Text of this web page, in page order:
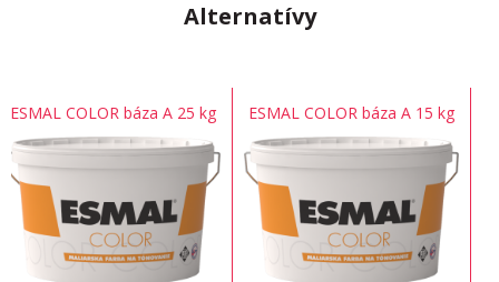
Alternatívy
ESMAL COLOR báza A 25 kg ESMAL COLOR báza A 15 kg